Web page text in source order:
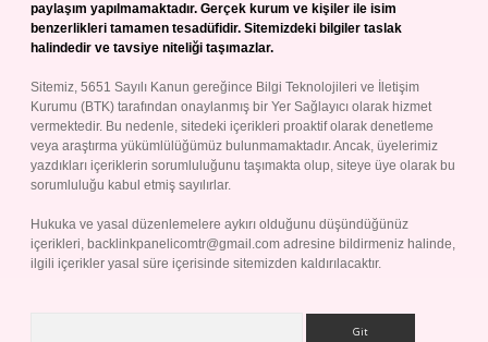
paylaşım yapılmamaktadır. Gerçek kurum ve kişiler ile isim
benzerlikleri tamamen tesadüfidir. Sitemizdeki bilgiler taslak
halindedir ve tavsiye niteliği taşımazlar.
Sitemiz, 5651 Sayılı Kanun gereğince Bilgi Teknolojileri ve İletişim
Kurumu (BTK) tarafından onaylanmış bir Yer Sağlayıcı olarak hizmet
vermektedir. Bu nedenle, sitedeki içerikleri proaktif olarak denetleme
veya araştırma yükümlülüğümüz bulunmamaktadır. Ancak, üyelerimiz
yazdıkları içeriklerin sorumluluğunu taşımakta olup, siteye üye olarak bu
sorumluluğu kabul etmiş sayılırlar.
Hukuka ve yasal düzenlemelere aykırı olduğunu düşündüğünüz
içerikleri, backlinkpanelicomtr@gmail.com adresine bildirmeniz halinde,
ilgili içerikler yasal süre içerisinde sitemizden kaldırılacaktır.